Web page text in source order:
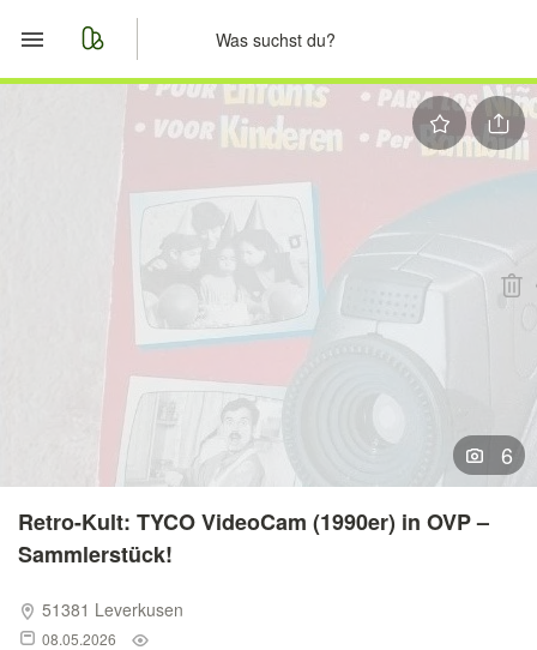
Anzeige aufgeben
6
Retro-Kult: TYCO VideoCam (1990er) in OVP –
Sammlerstück!
51381 Leverkusen
08.05.2026